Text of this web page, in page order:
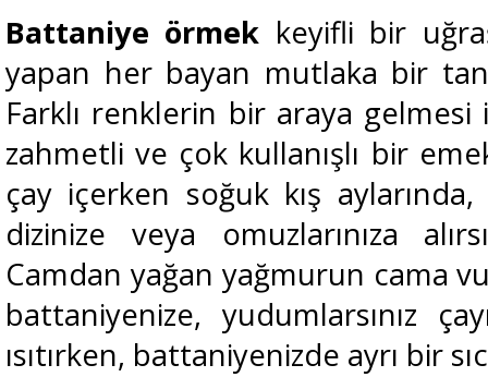
Battaniye örmek keyifli bir
yapan her bayan mutlaka bir
Farklı renklerin bir araya
zahmetli ve çok kullanışlı bir
çay içerken soğuk kış
dizinize veya omuzlarınıza
Camdan yağan yağmurun cama
battaniyenize, yudumlarsınız
ısıtırken, battaniyenizde ayrı bir